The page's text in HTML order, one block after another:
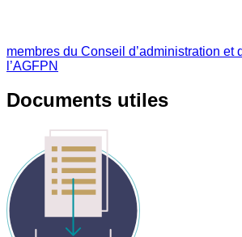
membres du Conseil d’administration et
l’AGFPN
Documents utiles